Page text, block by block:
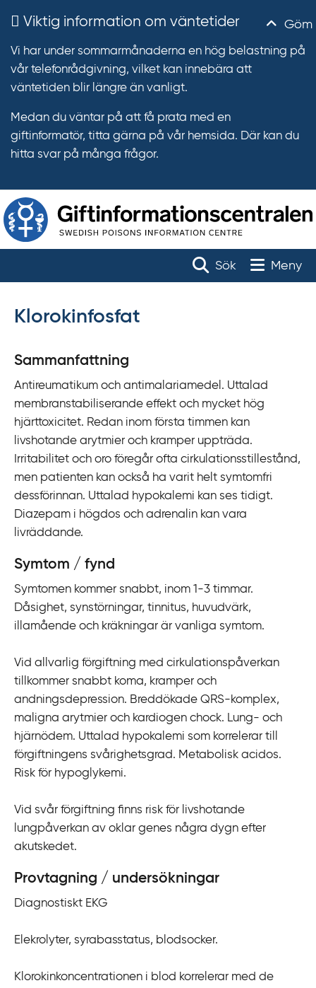
Göm
Viktig information om väntetider
Vi har under sommarmånaderna en hög belastning på
vår telefonrådgivning, vilket kan innebära att
väntetiden blir längre än vanligt.
Medan du väntar på att få prata med en
giftinformatör, titta gärna på vår hemsida. Där kan du
hitta svar på många frågor.
Sök Toggle
Meny
Klorokinfosfat
Sammanfattning
Antireumatikum och antimalariamedel. Uttalad
membranstabiliserande effekt och mycket hög
hjärttoxicitet. Redan inom första timmen kan
livshotande arytmier och kramper uppträda.
Irritabilitet och oro föregår ofta cirkulationsstillestånd,
men patienten kan också ha varit helt symtomfri
dessförinnan. Uttalad hypokalemi kan ses tidigt.
Diazepam i högdos och adrenalin kan vara
livräddande.
Symtom / fynd
Symtomen kommer snabbt, inom 1-3 timmar.
Dåsighet, synstörningar, tinnitus, huvudvärk,
illamående och kräkningar är vanliga symtom.
Vid allvarlig förgiftning med cirkulationspåverkan
tillkommer snabbt koma, kramper och
andningsdepression. Breddökade QRS-komplex,
maligna arytmier och kardiogen chock. Lung- och
hjärnödem. Uttalad hypokalemi som korrelerar till
förgiftningens svårighetsgrad. Metabolisk acidos.
Risk för hypoglykemi.
Vid svår förgiftning finns risk för livshotande
lungpåverkan av oklar genes några dygn efter
akutskedet.
Provtagning / undersökningar
Diagnostiskt EKG
Elekrolyter, syrabasstatus, blodsocker.
Klorokinkoncentrationen i blod korrelerar med de